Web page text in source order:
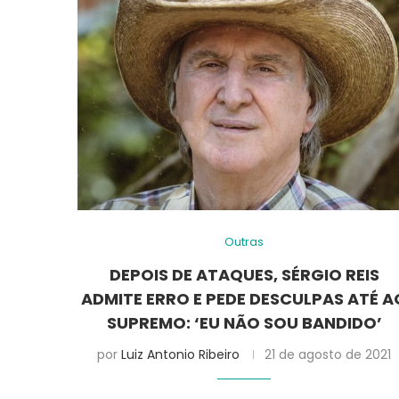
Outras
DEPOIS DE ATAQUES, SÉRGIO REIS
ADMITE ERRO E PEDE DESCULPAS ATÉ
SUPREMO: ‘EU NÃO SOU BANDIDO’
porLuiz Antonio Ribeiro 21 de agosto de 2021